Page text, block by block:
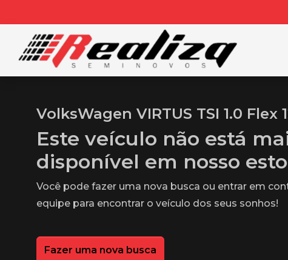
VolksWagen VIRTUS TSI 1.0 Flex
Este veículo não está
disponível em nosso
Você pode fazer uma nova busca ou entrar em
equipe para encontrar o veículo dos seus sonhos!
Fazer uma nova busca